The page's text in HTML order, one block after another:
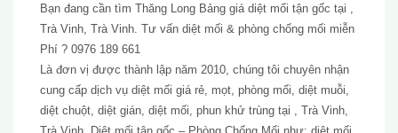
Bạn đang cần tìm Thăng Long Bảng giá diệt mối tận gốc tại ,
Trà Vinh, Trà Vinh. Tư vấn diệt mối & phòng chống mối miễn
Phí ? 0976 189 661
Là đơn vị được thành lập năm 2010, chúng tôi chuyên nhận
cung cấp dịch vụ diệt mối giá rẻ, mọt, phòng mối, diệt muỗi,
diệt chuột, diệt gián, diệt mối, phun khử trùng tại , Trà Vinh,